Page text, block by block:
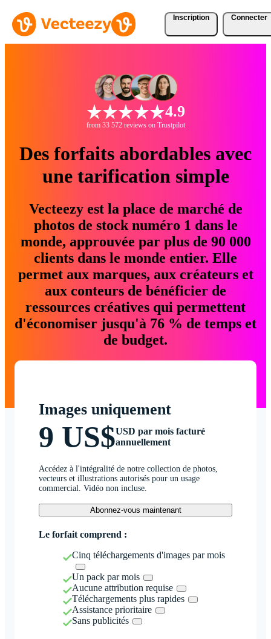
Inscription Connecter
4.9
from 33 572 reviews on Trustpilot
Des forfaits abordables avec
une tarification simple
Vecteezy est la place de marché de
photos de stock numéro 1 dans le
monde, approuvée par plus de 90 000
clients dans le monde entier. Elle
permet aux marques, aux créateurs et
aux conteurs de bénéficier de
ressources créatives qui permettent
d'économiser jusqu'à 76 % de temps et
de budget.
Images uniquement
9 US$USD par mois facturé
annuellement
Accédez à l'intégralité de notre collection de photos,
vecteurs et illustrations autorisés pour un usage
commercial. Vidéo non incluse.
Abonnez-vous maintenant
Le forfait comprend :
Cinq téléchargements d'images par mois
Un pack par mois
Aucune attribution requise
Téléchargements plus rapides
Assistance prioritaire
Sans publicités